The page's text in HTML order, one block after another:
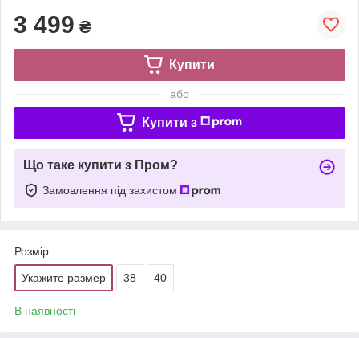
3 499 ₴
Купити
або
Купити з
Що таке купити з Пром?
Замовлення під захистом
Розмір
Укажите размер 38 40
В наявності